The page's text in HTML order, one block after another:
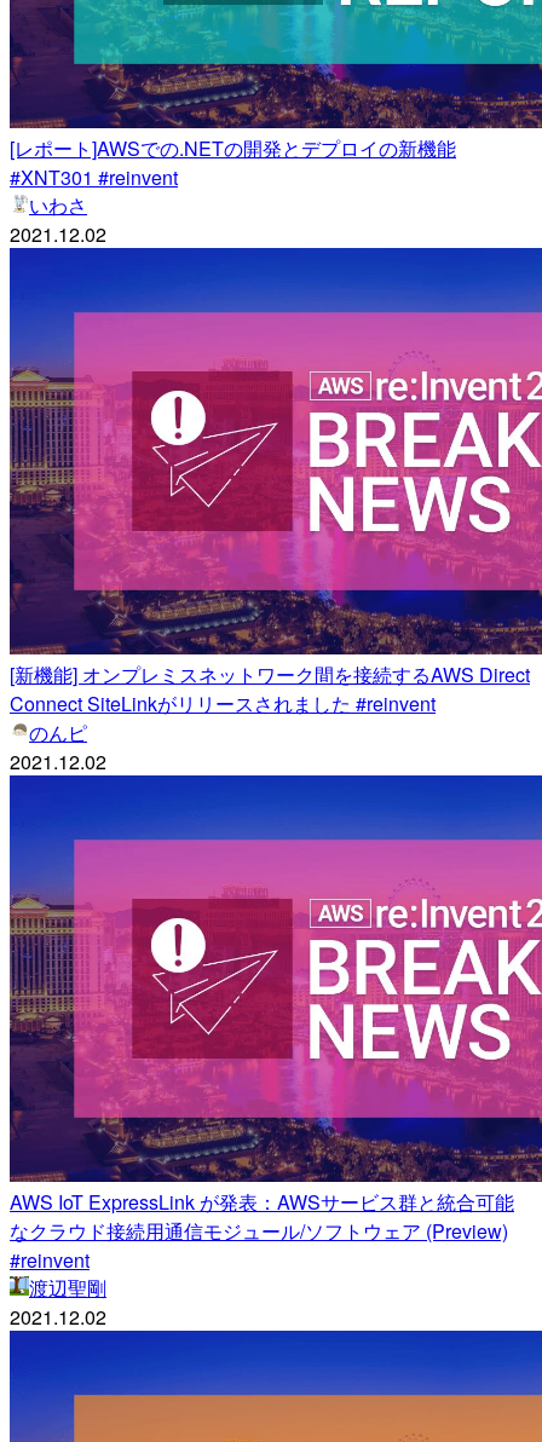
[レポート]AWSでの.NETの開発とデプロイの新機能
#XNT301 #reinvent
いわさ
2021.12.02
[新機能] オンプレミスネットワーク間を接続するAWS Direct
Connect SiteLinkがリリースされました #reinvent
のんピ
2021.12.02
AWS IoT ExpressLink が発表：AWSサービス群と統合可能
なクラウド接続用通信モジュール/ソフトウェア (Preview)
#reinvent
渡辺聖剛
2021.12.02